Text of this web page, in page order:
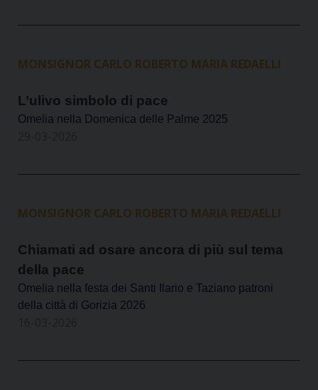
MONSIGNOR CARLO ROBERTO MARIA REDAELLI
L’ulivo simbolo di pace
Omelia nella Domenica delle Palme 2025
MONSIGNOR CARLO ROBERTO MARIA REDAELLI
Chiamati ad osare ancora di più sul tema
della pace
Omelia nella festa dei Santi Ilario e Taziano patroni
della città di Gorizia 2026